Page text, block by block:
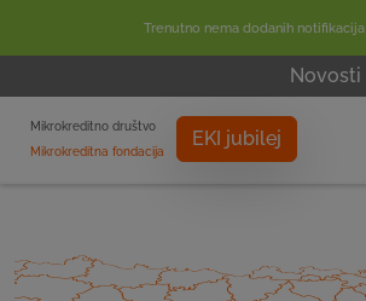
Trenutno nema dodanih notifikacija
Novosti
Mikrokreditno društvo
Mikrokreditna fondacija
EKI jubilej